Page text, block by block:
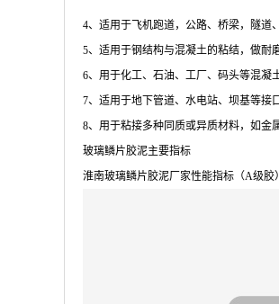
4、适用于飞机跑道，公路、桥梁，隧
5、适用于钢结构与混凝土的粘结，做
6、用于化工、石油、工厂、码头等混
7、适用于地下管道、水电站、坝基等
8、用于粘接多种同质或异质材料，如金
玻璃鳞片胶泥主要指标
淮南玻璃鳞片胶泥厂家性能指标（A级胶）